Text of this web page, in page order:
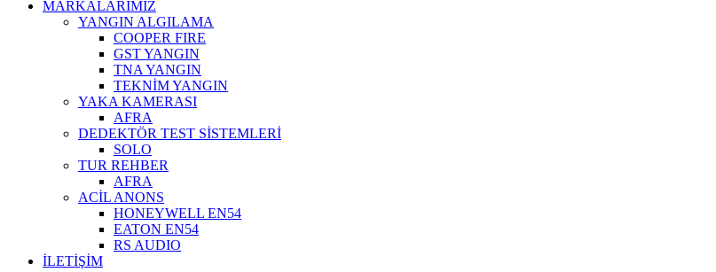
MARKALARIMIZ
YANGIN ALGILAMA
COOPER FIRE
GST YANGIN
TNA YANGIN
TEKNİM YANGIN
YAKA KAMERASI
AFRA
DEDEKTÖR TEST SİSTEMLERİ
SOLO
TUR REHBER
AFRA
ACİL ANONS
HONEYWELL EN54
EATON EN54
RS AUDIO
İLETİŞİM